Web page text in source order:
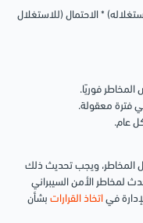
* الاحتمال (للاستغلال
فوريًا.
فترة معقولة.
عام.
المخاطر، ويجب تحديث ذلك
لمخاطر الأمن السيبراني
في اتخاذ القرارات بشأن